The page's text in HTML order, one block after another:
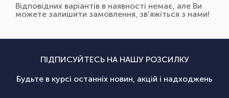
Відповідних варіантів в наявності немає, але Ви
можете залишити замовлення, зв'яжіться з нами!
ПІДПИСУЙТЕСЬ НА НАШУ РОЗСИЛКУ
Будьте в курсі останніх новин, акцій і надходжень